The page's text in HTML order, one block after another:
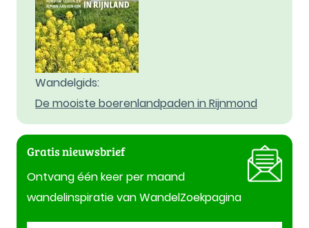
Wandelgids:
De mooiste boerenlandpaden in Rijnmond
Gratis nieuwsbrief
Ontvang één keer per maand
wandelinspiratie van WandelZoekpagina